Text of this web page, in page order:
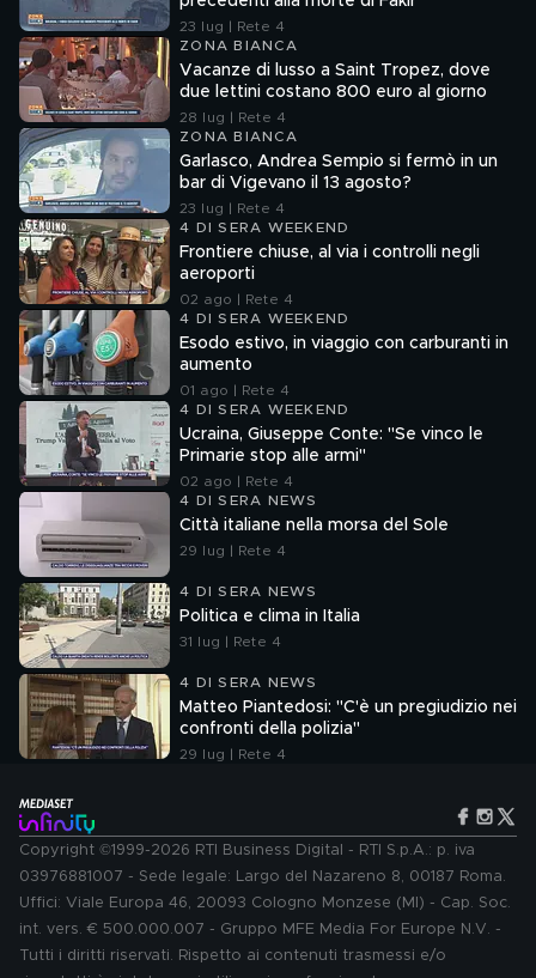
23 lug | Rete 4
ZONA BIANCA
Vacanze di lusso a Saint Tropez, dove
due lettini costano 800 euro al giorno
28 lug | Rete 4
ZONA BIANCA
Garlasco, Andrea Sempio si fermò in un
bar di Vigevano il 13 agosto?
23 lug | Rete 4
4 DI SERA WEEKEND
Frontiere chiuse, al via i controlli negli
aeroporti
02 ago | Rete 4
4 DI SERA WEEKEND
Esodo estivo, in viaggio con carburanti in
aumento
01 ago | Rete 4
4 DI SERA WEEKEND
Ucraina, Giuseppe Conte: "Se vinco le
Primarie stop alle armi"
02 ago | Rete 4
4 DI SERA NEWS
Città italiane nella morsa del Sole
29 lug | Rete 4
4 DI SERA NEWS
Politica e clima in Italia
31 lug | Rete 4
4 DI SERA NEWS
Matteo Piantedosi: "C'è un pregiudizio nei
confronti della polizia"
29 lug | Rete 4
Copyright ©1999-2026 RTI Business Digital - RTI S.p.A.: p. iva
03976881007 - Sede legale: Largo del Nazareno 8, 00187 Roma.
Uffici: Viale Europa 46, 20093 Cologno Monzese (MI) - Cap. Soc.
int. vers. € 500.000.007 - Gruppo MFE Media For Europe N.V. -
Tutti i diritti riservati. Rispetto ai contenuti trasmessi e/o